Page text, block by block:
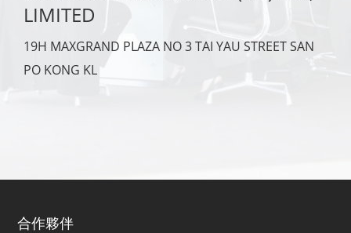
LIMITED
19H MAXGRAND PLAZA NO 3 TAI YAU STREET SAN
PO KONG KL
合作夥伴